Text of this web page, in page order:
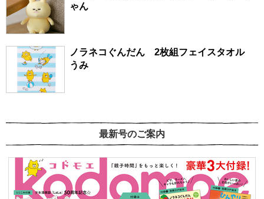
ゃん
ノラネコぐんだん 2枚組フェイスタオル
うみ
最新号のご案内